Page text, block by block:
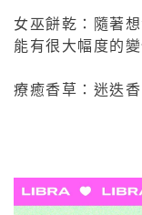
女巫餅乾：隨著
能有很大幅度的變
療癒香草：迷迭香